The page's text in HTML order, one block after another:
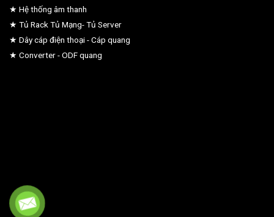
★ Hệ thống âm thanh
★ Tủ Rack Tủ Mạng- Tủ Server
★ Dây cáp điện thoại - Cáp quang
★ Converter - ODF quang